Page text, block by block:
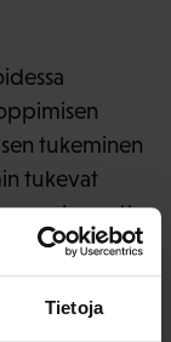
Tietoja
tukeminen
tukevat
on luovuttu
on